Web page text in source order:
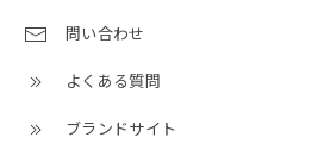
問い合わせ
よくある質問
ブランドサイト